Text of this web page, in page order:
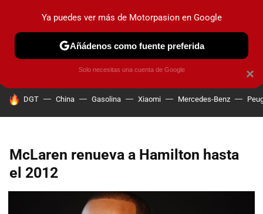
PRUEBAS COCHES ELÉCTRICOS OBSERVATORIO
HOY SE HABLA DE
DGT China Gasolina Xiaomi Mercedes-Benz
McLaren renueva a Hamilton hasta
el 2012
×
Ya puedes ver más de Motorpasion en Google
Añádenos como fuente preferida
Solo necesitas una cuenta de Google